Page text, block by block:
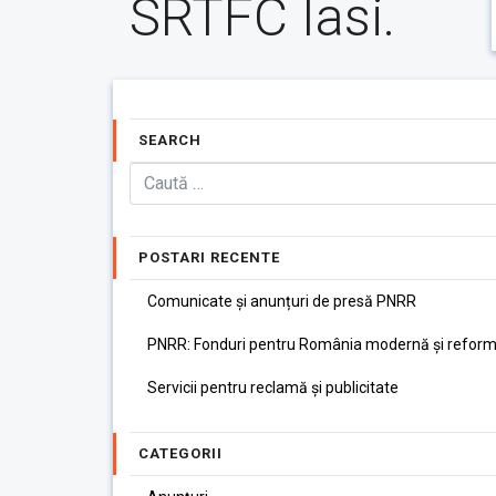
SRTFC Iasi.
SEARCH
POSTARI RECENTE
Comunicate și anunțuri de presă PNRR
PNRR: Fonduri pentru România modernă și
Servicii pentru reclamă și publicitate
CATEGORII